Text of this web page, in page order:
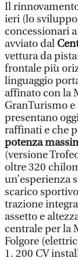
Il
ieri (lo
concessionari
avviato dal
vettura da
frontale più
linguaggio
affinato con la
GranTurismo e
presentano
raffinati e che
potenza
(versione
oltre 320
un’esperienza
scarico
trazione
assetto e
centrale per la
Folgore
1. 200 CV